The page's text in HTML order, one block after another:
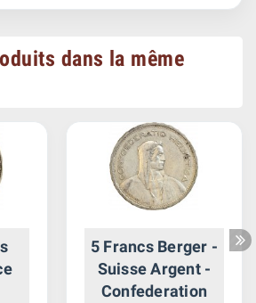
dans la même
5 Francs Berger -
Suisse Argent -
Confederation